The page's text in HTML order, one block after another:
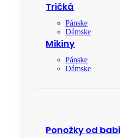
Tričká
Pánske
Dámske
Mikiny
Pánske
Dámske
Ponožky od